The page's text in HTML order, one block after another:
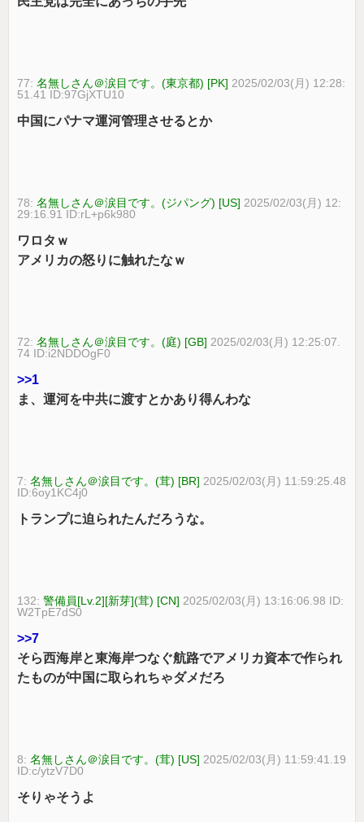
77:名無しさん＠涙目です。(東京都) [PK] 2025/02/03(月) 12:28:
51.41 ID:97GjXTU10
中国にパナマ運河管理させるとか
78:名無しさん＠涙目です。(ジパング) [US] 2025/02/03(月) 12:
29:16.91 ID:rL+p6k980
ワロタｗ
アメリカの怒りに触れたなｗ
72:名無しさん＠涙目です。(庭) [GB] 2025/02/03(月) 12:25:07.
74 ID:i2NDDOgF0
>>1
ま、運河を中共に渡すとかあり得んわな
7:名無しさん＠涙目です。(茸) [BR] 2025/02/03(月) 11:59:25.48
ID:6oy1KC4j0
トランプに迫られたんだろうな。
132:警備員[Lv.2][新芽](茸) [CN] 2025/02/03(月) 13:16:06.98 ID:
W2TpE7dS0
>>7
そら西海岸と東海岸つなぐ航路でアメリカ資本で作られ
たものが中国に取られちゃダメだろ
8:名無しさん＠涙目です。(茸) [US] 2025/02/03(月) 11:59:41.19
ID:c/ytzV7D0
そりゃそうよ